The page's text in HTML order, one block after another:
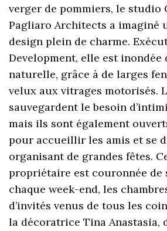
verger de pommiers, le studio
Pagliaro Architects a imaginé
design plein de charme.
Development, elle est inondée
naturelle, grâce à de larges
velux aux vitrages motorisés.
sauvegardent le besoin
mais ils sont également
pour accueillir les amis et se
organisant de grandes fêtes.
propriétaire est couronnée de
chaque week-end, les
d’invités venus de tous les
la décoratrice Tina Anastasia,